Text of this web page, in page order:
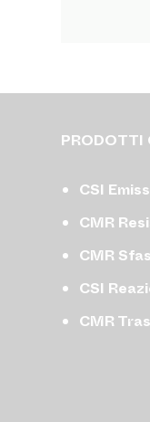
PRODOTTI
CSI
CMR
CMR
CSI
CMR